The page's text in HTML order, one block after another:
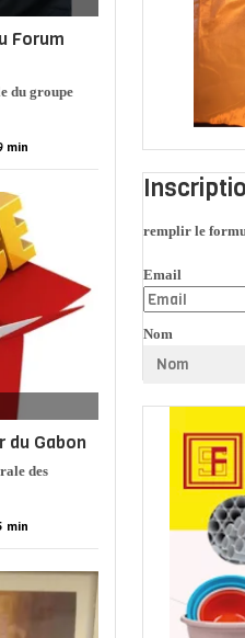
Forum
du groupe
min
du Gabon
des
min
remplir le
Email
Nom